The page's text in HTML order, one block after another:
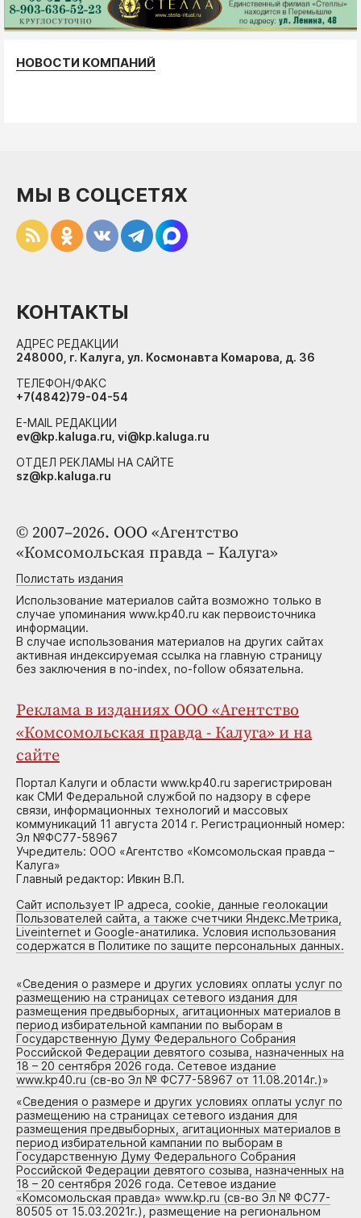
НОВОСТИ КОМПАНИЙ
© 2007–2026. ООО «Агентство
«Комсомольская правда – Калуга»
Полистать издания
Использование материалов сайта возможно только в
случае упоминания www.kp40.ru как первоисточника
информации.
В случае использования материалов на других сайтах
активная индексируемая ссылка на главную страницу
без заключения в no-index, no-follow обязательна.
Реклама в изданиях ООО «Агентство
«Комсомольская правда - Калуга» и на
сайте
Портал Калуги и области www.kp40.ru зарегистрирован
как СМИ Федеральной службой по надзору в сфере
связи, информационных технологий и массовых
коммуникаций 11 августа 2014 г. Регистрационный номер:
Эл №ФС77-58967
Учредитель: ООО «Агентство «Комсомольская правда –
Калуга»
Главный редактор: Ивкин В.П.
Сайт использует IP адреса, cookie, данные геолокации
Пользователей сайта, а также счетчики Яндекс.Метрика,
Liveinternet и Google-анатилика. Условия использования
содержатся в Политике по защите персональных данных.
«Сведения о размере и других условиях оплаты услуг по
размещению на страницах сетевого издания для
размещения предвыборных, агитационных материалов в
период избирательной кампании по выборам в
Государственную Думу Федерального Собрания
Российской Федерации девятого созыва, назначенных на
18 – 20 сентября 2026 года. Сетевое издание
www.kp40.ru (св-во Эл № ФС77-58967 от 11.08.2014г.)»
«Сведения о размере и других условиях оплаты услуг по
размещению на страницах сетевого издания для
размещения предвыборных, агитационных материалов в
период избирательной кампании по выборам в
Государственную Думу Федерального Собрания
Российской Федерации девятого созыва, назначенных на
18 – 20 сентября 2026 года. Сетевое издание
«Комсомольская правда» www.kp.ru (св-во Эл № ФС77-
80505 от 15.03.2021г.), размещение на региональном
МЫ В СОЦСЕТЯХ
КОНТАКТЫ
АДРЕС РЕДАКЦИИ
248000, г. Калуга, ул. Космонавта Комарова, д. 36
ТЕЛЕФОН/ФАКС
+7(4842)79-04-54
E-MAIL РЕДАКЦИИ
ev@kp.kaluga.ru, vi@kp.kaluga.ru
ОТДЕЛ РЕКЛАМЫ НА САЙТЕ
sz@kp.kaluga.ru